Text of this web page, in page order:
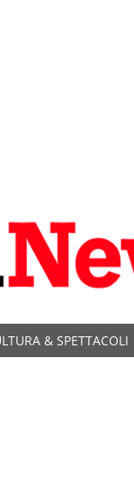
& SPETTACOLI